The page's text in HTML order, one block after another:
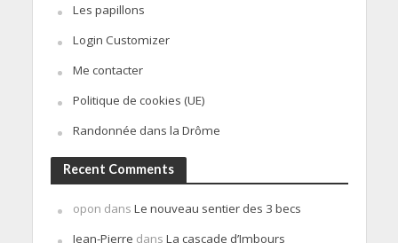
Les papillons
Login Customizer
Me contacter
Politique de cookies (UE)
Randonnée dans la Drôme
Recent Comments
opon dans Le nouveau sentier des 3 becs
Jean-Pierre dans La cascade d’Imbours